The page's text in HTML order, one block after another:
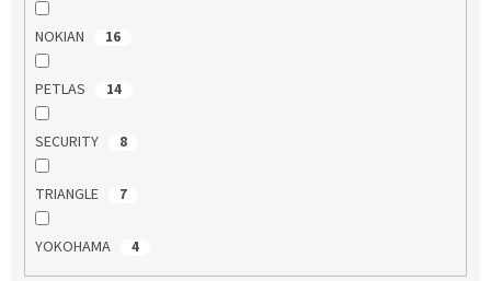
NOKIAN 16
PETLAS 14
SECURITY 8
TRIANGLE 7
YOKOHAMA 4